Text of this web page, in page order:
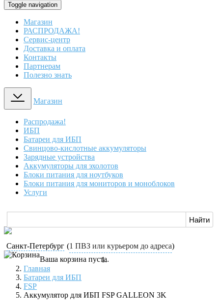
Toggle navigation
Магазин
РАСПРОДАЖА!
Сервис-центр
Доставка и оплата
Контакты
Партнерам
Полезно знать
Магазин
Распродажа!
ИБП
Батареи для ИБП
Свинцово-кислотные аккумуляторы
Зарядные устройства
Аккумуляторы для эхолотов
Блоки питания для ноутбуков
Блоки питания для мониторов и моноблоков
Услуги
Санкт-Петербург (1 ПВЗ или курьером до адреса)
Ваша корзина пуста.
Главная
Батареи для ИБП
FSP
Аккумулятор для ИБП FSP GALLEON 3K